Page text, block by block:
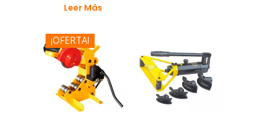
Leer Más
¡OFERTA!